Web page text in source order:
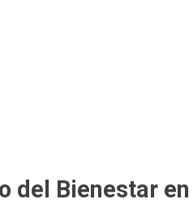
del Bienestar